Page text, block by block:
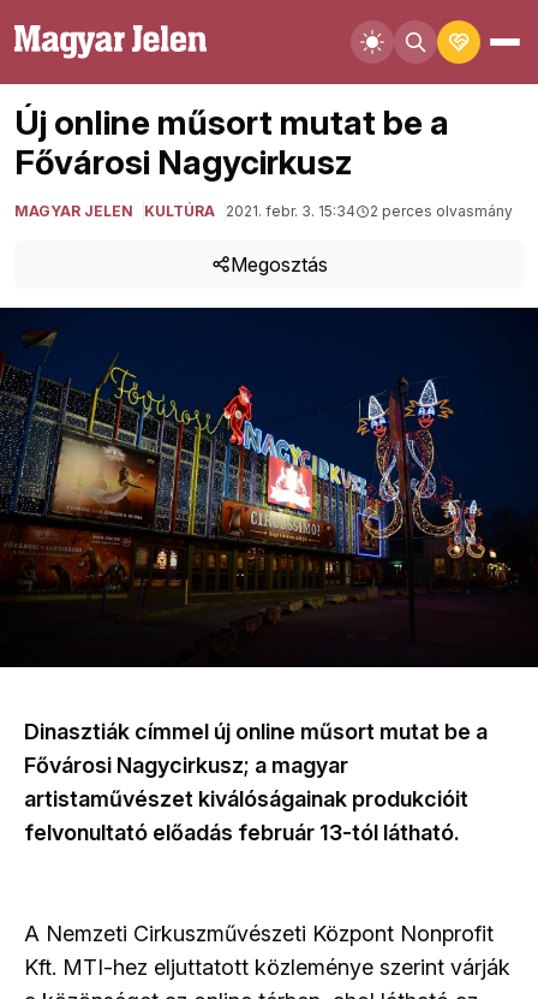
Új online műsort mutat be a
Fővárosi Nagycirkusz
MAGYAR JELEN KULTÚRA 2021. febr. 3. 15:34 2 perces olvasmány
Megosztás
Dinasztiák címmel új online műsort mutat be a
Fővárosi Nagycirkusz; a magyar
artistaművészet kiválóságainak produkcióit
felvonultató előadás február 13-tól látható.
A Nemzeti Cirkuszművészeti Központ Nonprofit
Kft. MTI-hez eljuttatott közleménye szerint várják